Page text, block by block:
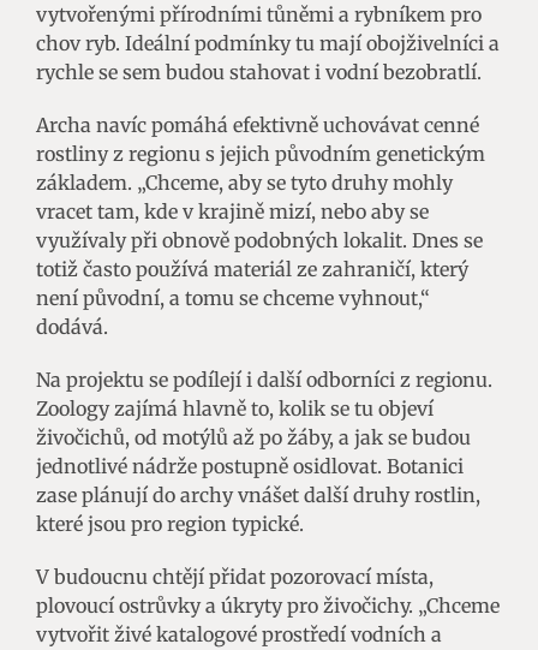
vytvořenými přírodními tůněmi a rybníkem pro
chov ryb. Ideální podmínky tu mají obojživelníci a
rychle se sem budou stahovat i vodní bezobratlí.
Archa navíc pomáhá efektivně uchovávat cenné
rostliny z regionu s jejich původním genetickým
základem. „Chceme, aby se tyto druhy mohly
vracet tam, kde v krajině mizí, nebo aby se
využívaly při obnově podobných lokalit. Dnes se
totiž často používá materiál ze zahraničí, který
není původní, a tomu se chceme vyhnout,“
dodává.
Na projektu se podílejí i další odborníci z regionu.
Zoology zajímá hlavně to, kolik se tu objeví
živočichů, od motýlů až po žáby, a jak se budou
jednotlivé nádrže postupně osidlovat. Botanici
zase plánují do archy vnášet další druhy rostlin,
které jsou pro region typické.
V budoucnu chtějí přidat pozorovací místa,
plovoucí ostrůvky a úkryty pro živočichy. „Chceme
vytvořit živé katalogové prostředí vodních a